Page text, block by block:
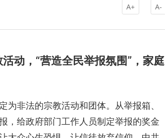
A+ A-
动，“营造全民举报氛围”，家庭
非法的宗教活动和团体。从举报箱、
，给政府部门工作人员制定举报的奖金